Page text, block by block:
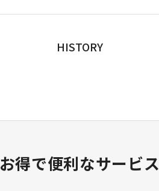
HISTORY
お得で便利なサービス